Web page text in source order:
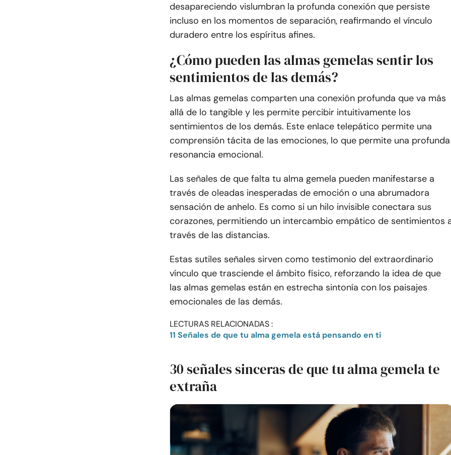
desapareciendo vislumbran la profunda conexión que persiste
incluso en los momentos de separación, reafirmando el vínculo
duradero entre los espíritus afines.
¿Cómo pueden las almas gemelas sentir los
sentimientos de las demás?
Las almas gemelas comparten una conexión profunda que va más
allá de lo tangible y les permite percibir intuitivamente los
sentimientos de los demás. Este enlace telepático permite una
comprensión tácita de las emociones, lo que permite una profunda
resonancia emocional.
Las señales de que falta tu alma gemela pueden manifestarse a
través de oleadas inesperadas de emoción o una abrumadora
sensación de anhelo. Es como si un hilo invisible conectara sus
corazones, permitiendo un intercambio empático de sentimientos
través de las distancias.
Estas sutiles señales sirven como testimonio del extraordinario
vínculo que trasciende el ámbito físico, reforzando la idea de que
las almas gemelas están en estrecha sintonía con los paisajes
emocionales de las demás.
LECTURAS RELACIONADAS :
11 Señales de que tu alma gemela está pensando en ti
30 señales sinceras de que tu alma gemela te
extraña